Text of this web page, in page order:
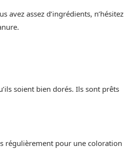
assez d’ingrédients, n’hésitez
soient bien dorés. Ils sont prêts
régulièrement pour une coloration